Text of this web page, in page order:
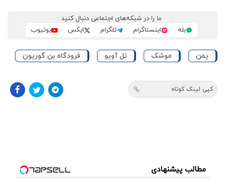
ما را در شبکه‌های اجتماعی دنبال کنید
بله
اینستاگرام تلگرام ایکس یوتیوب
یمن موشک تل آویو فرودگاه بن گوریون
کپی لینک کوتاه
مطالب پیشنهادی